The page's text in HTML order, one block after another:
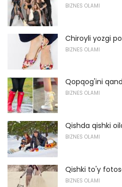
BIZNES OLAMI
Chiroyli yozgi
BIZNES OLAMI
Qopqog'ini
BIZNES OLAMI
Qishda qishki
BIZNES OLAMI
Qishki to'y
BIZNES OLAMI